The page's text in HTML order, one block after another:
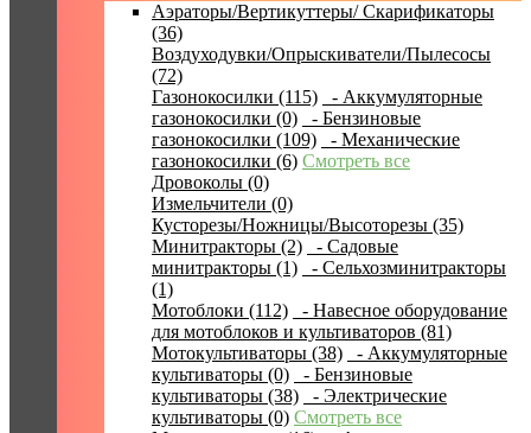
Аэраторы/Вертикуттеры/ Скарификаторы
(36)
Воздуходувки/Опрыскиватели/Пылесосы
(72)
Газонокосилки (115)
- Аккумуляторные
газонокосилки (0)
- Бензиновые
газонокосилки (109)
- Механические
газонокосилки (6) Смотреть все
Дровоколы (0)
Измельчители (0)
Кусторезы/Ножницы/Высоторезы (35)
Минитракторы (2)
- Садовые
минитракторы (1)
- Сельхозминитракторы
(1)
Мотоблоки (112)
- Навесное оборудование
для мотоблоков и культиваторов (81)
Мотокультиваторы (38)
- Аккумуляторные
культиваторы (0)
- Бензиновые
культиваторы (38)
- Электрические
культиваторы (0) Смотреть все